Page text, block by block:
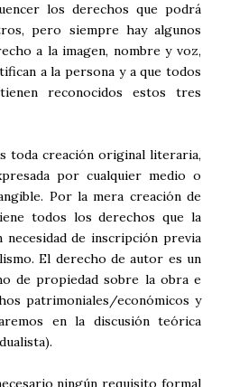
los derechos que podrá
pero siempre hay algunos
a la imagen, nombre y voz,
a la persona y a que todos
reconocidos estos tres
toda creación original literaria,
por cualquier medio o
Por la mera creación de
todos los derechos que la
necesidad de inscripción previa
El derecho de autor es un
de propiedad sobre la obra e
patrimoniales/económicos y
en la discusión teórica
ningún requisito formal